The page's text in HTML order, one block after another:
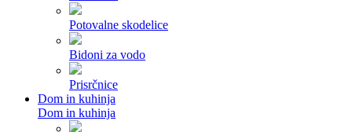
Potovalne skodelice
Bidoni za vodo
Prisrčnice
Dom in kuhinja
Dom in kuhinja